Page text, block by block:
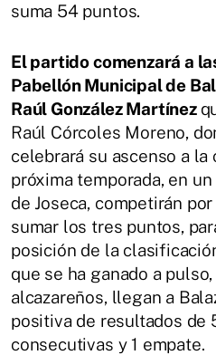
suma 54 puntos.
El partido comenzará a
Pabellón Municipal de
Raúl González Martínez
Raúl Córcoles Moreno,
celebrará su ascenso a
próxima temporada, en
de Joseca, competirán
sumar los tres puntos,
posición de la
que se ha ganado a
alcazareños, llegan a
positiva de resultados de
consecutivas y 1 empate.